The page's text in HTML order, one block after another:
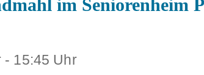
im Seniorenheim
- 15:45 Uhr